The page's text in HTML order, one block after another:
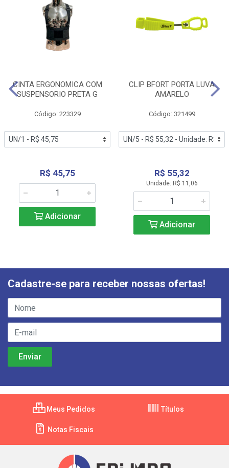
CINTA ERGONOMICA COM
SUSPENSORIO PRETA G
Código: 223329
R$ 45,75
Adicionar
CLIP BFORT PORTA LUVA
AMARELO
Código: 321499
R$ 55,32
Unidade: R$ 11,06
Adicionar
Cadastre-se para receber nossas ofertas!
Meus Pedidos Títulos
Notas Fiscais